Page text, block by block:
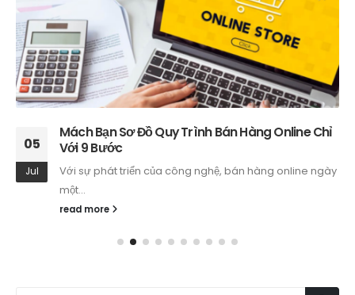
05
Jul
Mách Bạn Sơ Đồ Quy Trình Bán Hàng Online Chỉ
Với 9 Bước
Với sự phát triển của công nghệ, bán hàng online ngày
một...
read more